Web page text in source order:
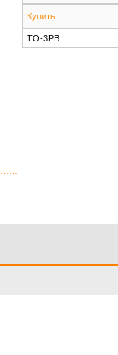
Купить:
TO-3PB